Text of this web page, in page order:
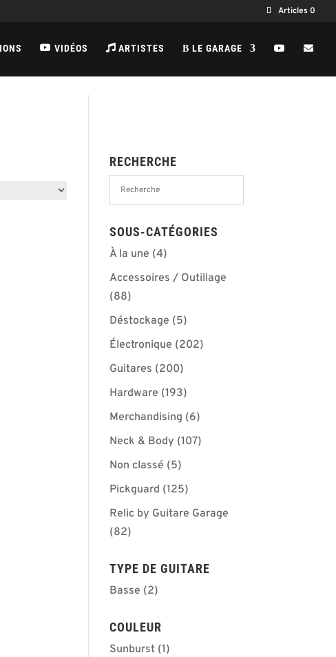
Articles 0
VIDÉOS ARTISTES B LE GARAGE
RECHERCHE
SOUS-CATÉGORIES
À la une (4)
Accessoires / Outillage
(88)
Déstockage (5)
Électronique (202)
Guitares (200)
Hardware (193)
Merchandising (6)
Neck & Body (107)
Non classé (5)
Pickguard (125)
Relic by Guitare Garage
(82)
TYPE DE GUITARE
Basse (2)
COULEUR
Sunburst (1)